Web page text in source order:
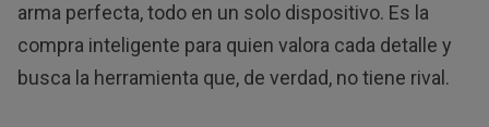
arma perfecta, todo en un solo dispositivo. Es la
compra inteligente para quien valora cada detalle y
busca la herramienta que, de verdad, no tiene rival.